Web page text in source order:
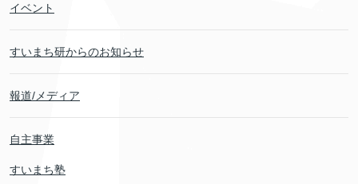
イベント
すいまち研からのお知らせ
報道/メディア
自主事業
すいまち塾